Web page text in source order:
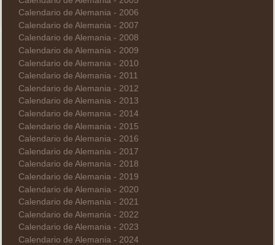
Calendario de Alemania - 2006
Calendario de Alemania - 2007
Calendario de Alemania - 2008
Calendario de Alemania - 2009
Calendario de Alemania - 2010
Calendario de Alemania - 2011
Calendario de Alemania - 2012
Calendario de Alemania - 2013
Calendario de Alemania - 2014
Calendario de Alemania - 2015
Calendario de Alemania - 2016
Calendario de Alemania - 2017
Calendario de Alemania - 2018
Calendario de Alemania - 2019
Calendario de Alemania - 2020
Calendario de Alemania - 2021
Calendario de Alemania - 2022
Calendario de Alemania - 2023
Calendario de Alemania - 2024